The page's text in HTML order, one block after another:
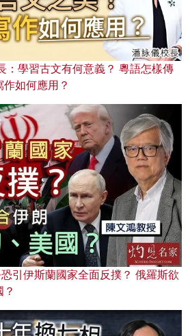
：學習古文有何意義？ 粵語怎樣傳
如何應用？
引伊斯蘭國家全面反撲？ 俄羅斯欲